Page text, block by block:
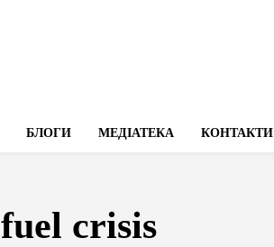
БЛОГИ МЕДІАТЕКА КОНТАКТИ
fuel crisis